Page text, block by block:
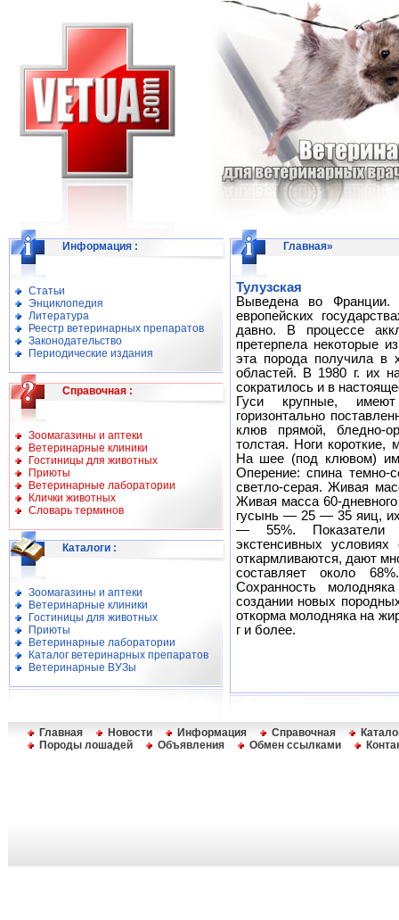
Информация :
Статьи
Энциклопедия
Литература
Реестр ветеринарных препаратов
Законодательство
Периодические издания
Справочная :
Зоомагазины и аптеки
Ветеринарные клиники
Гостиницы для животных
Приюты
Ветеринарные лаборатории
Клички животных
Словарь терминов
Каталоги :
Зоомагазины и аптеки
Ветеринарные клиники
Гостиницы для животных
Приюты
Ветеринарные лаборатории
Каталог ветеринарных препаратов
Ветеринарные ВУЗы
Главная»
Тулузская
Выведена во Франции.
европейских
давно. В процессе
претерпела некоторые
эта порода получила в
областей. В 1980 г. их
сократилось и в
Гуси крупные,
горизонтально
клюв прямой, бледно-
толстая. Ноги короткие,
На шее (под клювом)
Оперение: спина темно-
светло-серая. Живая
Живая масса 60-
гусынь — 25 — 35 яиц,
— 55%. Показатели
экстенсивных
откармливаются, дают
составляет около
Сохранность
создании новых
откорма молодняка на
г и более.
Главная Новости Информация Справочная
Породы лошадей
Объявления Обмен ссылками